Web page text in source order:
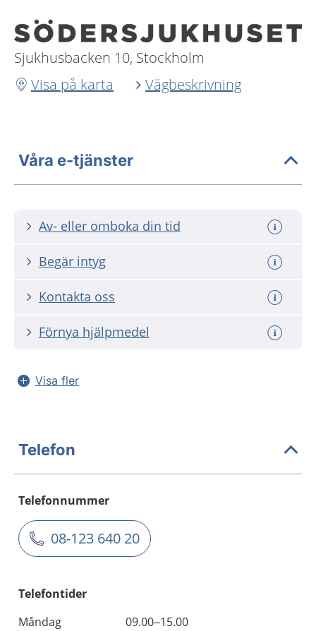
Sjukhusbacken 10, Stockholm
Visa på karta
Vägbeskrivning
Våra e-tjänster
Av- eller omboka din tid
Begär intyg
Kontakta oss
Förnya hjälpmedel
Visa fler
Telefon
Telefonnummer
08-123 640 20
Telefontider
Måndag
09.00–15.00